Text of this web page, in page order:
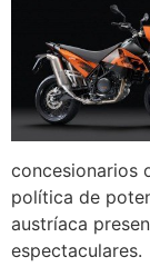
concesionarios
política de
austríaca
espectaculares.